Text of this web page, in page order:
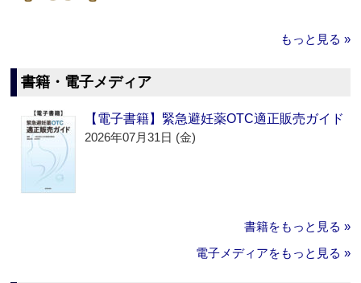
もっと見る »
書籍・電子メディア
【電子書籍】緊急避妊薬OTC適正販売ガイド
2026年07月31日 (金)
書籍をもっと見る »
電子メディアをもっと見る »